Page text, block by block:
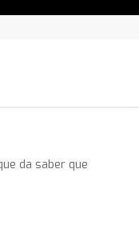
da saber que